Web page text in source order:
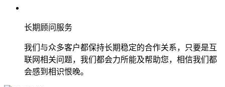
长期顾问服务
我们与众多客户都保持长期稳定的合作关系，只要是互
联网相关问题，我们都会力所能及帮助您，相信我们都
会感到相识恨晚。